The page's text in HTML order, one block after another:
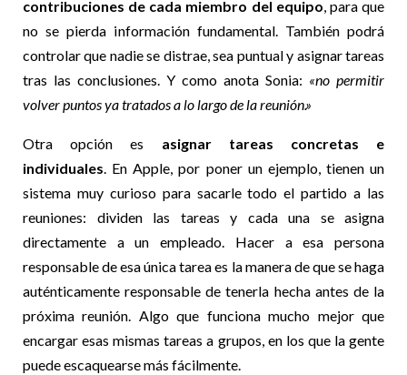
contribuciones de cada miembro del equipo, para que
no se pierda información fundamental. También podrá
controlar que nadie se distrae, sea puntual y asignar tareas
tras las conclusiones. Y como anota Sonia: «no permitir
volver puntos ya tratados a lo largo de la reunión.»
Otra opción es asignar tareas concretas e
individuales. En Apple, por poner un ejemplo, tienen un
sistema muy curioso para sacarle todo el partido a las
reuniones: dividen las tareas y cada una se asigna
directamente a un empleado. Hacer a esa persona
responsable de esa única tarea es la manera de que se haga
auténticamente responsable de tenerla hecha antes de la
próxima reunión. Algo que funciona mucho mejor que
encargar esas mismas tareas a grupos, en los que la gente
puede escaquearse más fácilmente.